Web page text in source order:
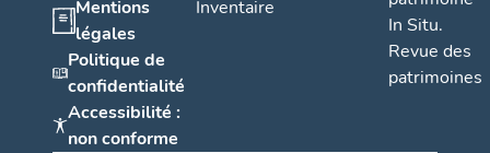
Mentions
légales
Politique de
confidentialité
Accessibilité :
non conforme
Inventaire
In Situ.
Revue des
patrimoines